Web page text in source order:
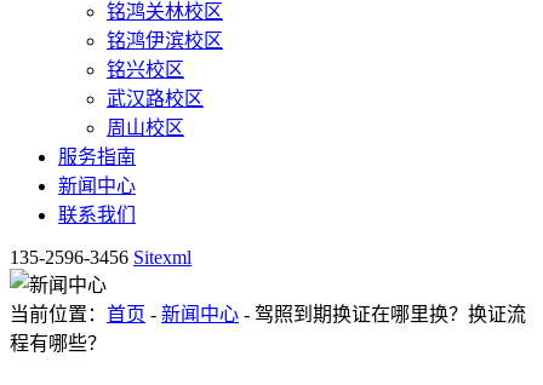
铭鸿关林校区
铭鸿伊滨校区
铭兴校区
武汉路校区
周山校区
服务指南
新闻中心
联系我们
135-2596-3456 Sitexml
当前位置： 首页 - 新闻中心 - 驾照到期换证在哪里换？换证流
程有哪些？